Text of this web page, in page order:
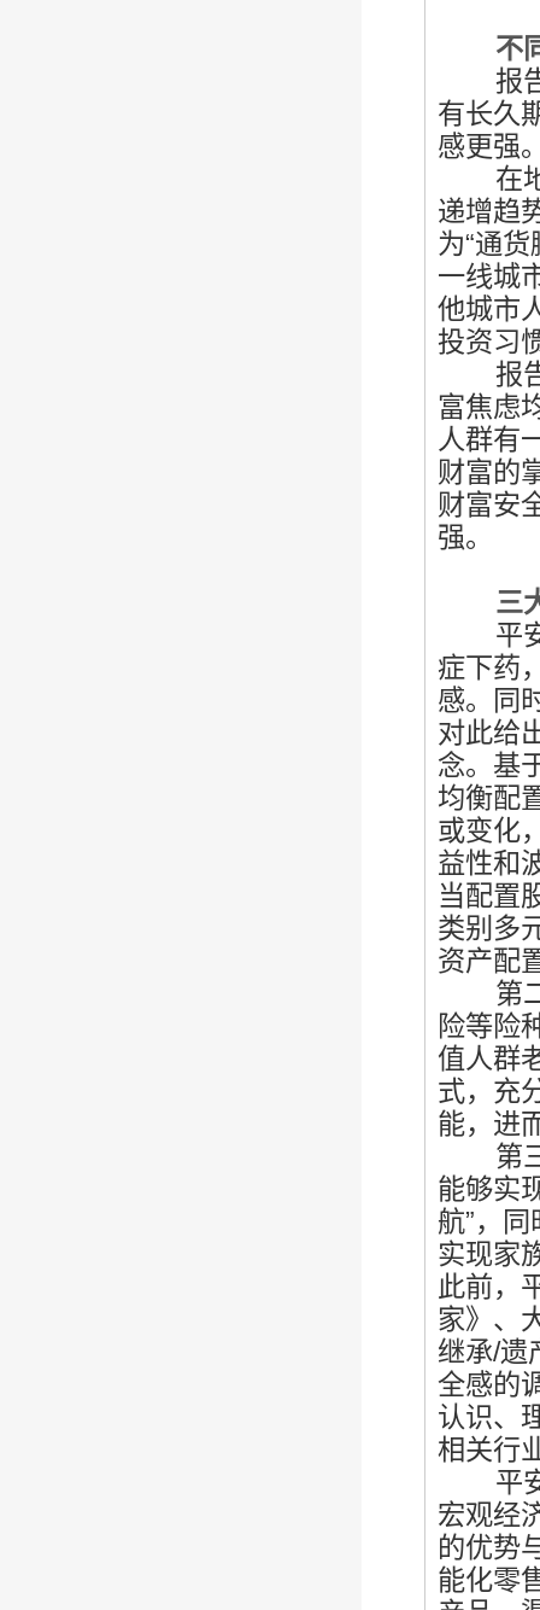
不同
报告
有长久
感更强
在地
递增趋
为“通
一线城
他城市
投资习
报告
富焦虑
人群有
财富的
财富安
强。
三大
平安
症下药
感。同
对此给
念。基
均衡配
或变化
益性和
当配置
类别多
资产配
第二
险等险
值人群
式，充
能，进
第三
能够实
航”，
实现家
此前，
家》、
继承/遗
全感的
认识、
相关行
平安
宏观经
的优势
能化零